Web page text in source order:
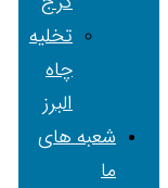
تخلیه
چاه
البرز
شعبه های
ما